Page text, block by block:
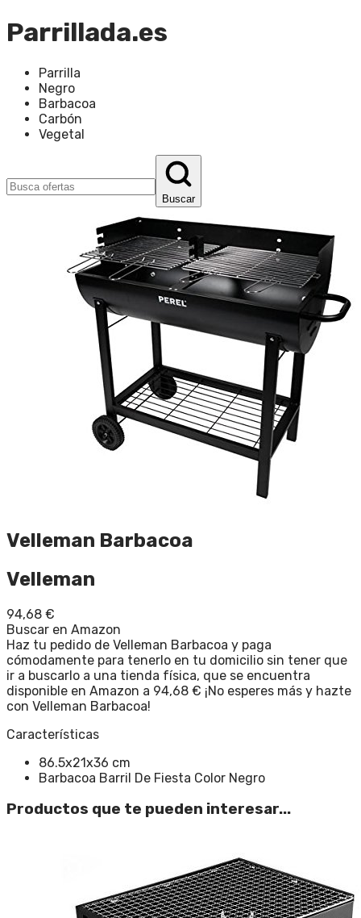
Parrillada.es
Parrilla
Negro
Barbacoa
Carbón
Vegetal
Buscar
Velleman Barbacoa
Velleman
94,68 €
Buscar en Amazon
Haz tu pedido de Velleman Barbacoa y paga
cómodamente para tenerlo en tu domicilio sin tener que
ir a buscarlo a una tienda física, que se encuentra
disponible en Amazon a 94,68 € ¡No esperes más y hazte
con Velleman Barbacoa!
Características
86.5x21x36 cm
Barbacoa Barril De Fiesta Color Negro
Productos que te pueden interesar...